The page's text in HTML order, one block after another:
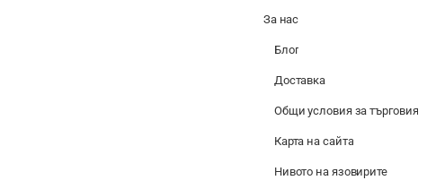
За нас
Блог
Доставка
Общи условия за търговия
Карта на сайта
Нивото на язовирите